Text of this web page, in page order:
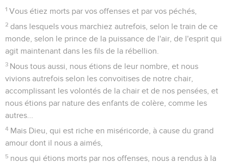
1 Vous étiez morts par vos offenses et par vos péchés,
2 dans lesquels vous marchiez autrefois, selon le train de ce
monde, selon le prince de la puissance de l'air, de l'esprit qui
agit maintenant dans les fils de la rébellion.
3 Nous tous aussi, nous étions de leur nombre, et nous
vivions autrefois selon les convoitises de notre chair,
accomplissant les volontés de la chair et de nos pensées, et
nous étions par nature des enfants de colère, comme les
autres...
4 Mais Dieu, qui est riche en miséricorde, à cause du grand
amour dont il nous a aimés,
5 nous qui étions morts par nos offenses, nous a rendus à la